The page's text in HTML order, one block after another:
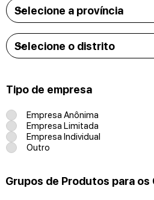
Tipo de empresa
Empresa Anônima
Empresa Limitada
Empresa Individual
Outro
Grupos de Produtos para